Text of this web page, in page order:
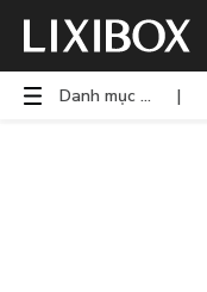
Danh mục sản phẩm |